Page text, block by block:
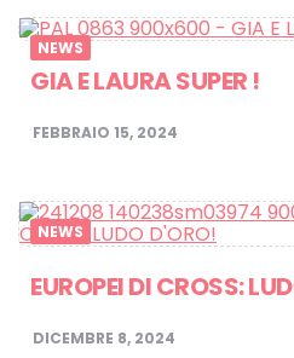
NEWS
GIA E LAURA SUPER !
FEBBRAIO 15, 2024
NEWS
EUROPEI DI CROSS:
DICEMBRE 8, 2024